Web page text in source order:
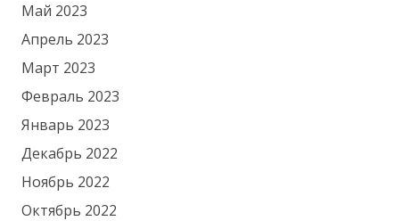
Май 2023
Апрель 2023
Март 2023
Февраль 2023
Январь 2023
Декабрь 2022
Ноябрь 2022
Октябрь 2022